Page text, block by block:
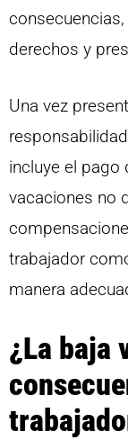
derechos y
Una vez
incluye el pago
vacaciones no
trabajador
manera
¿La baja